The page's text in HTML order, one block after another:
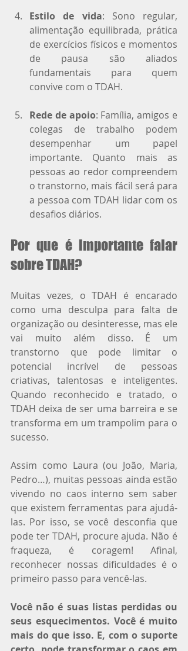
Estilo de vida: Sono regular,
alimentação equilibrada, prática
de exercícios físicos e momentos
de pausa são aliados
fundamentais para quem
convive com o TDAH.
Rede de apoio: Família, amigos e
colegas de trabalho podem
desempenhar um papel
importante. Quanto mais as
pessoas ao redor compreendem
o transtorno, mais fácil será para
a pessoa com TDAH lidar com os
desafios diários.
Por que é importante falar
sobre TDAH?
Muitas vezes, o TDAH é encarado
como uma desculpa para falta de
organização ou desinteresse, mas ele
vai muito além disso. É um
transtorno que pode limitar o
potencial incrível de pessoas
criativas, talentosas e inteligentes.
Quando reconhecido e tratado, o
TDAH deixa de ser uma barreira e se
transforma em um trampolim para o
sucesso.
Assim como Laura (ou João, Maria,
Pedro…), muitas pessoas ainda estão
vivendo no caos interno sem saber
que existem ferramentas para ajudá-
las. Por isso, se você desconfia que
pode ter TDAH, procure ajuda. Não é
fraqueza, é coragem! Afinal,
reconhecer nossas dificuldades é o
primeiro passo para vencê-las.
Você não é suas listas perdidas ou
seus esquecimentos. Você é muito
mais do que isso. E, com o suporte